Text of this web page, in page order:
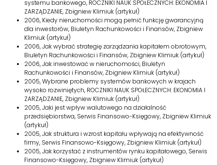
systemu bankowego, ROCZNIKI NAUK SPOŁECZNYCH: EKONOMIA I
ZARZĄDZANIE, Zbigniew Klimiuk (artykuł)
2006, Kiedy nieruchomości mogą pełnić funkcję gwarancyjną
dla inwestorów, Biuletyn Rachunkowości i Finansów, Zbigniew
Klimiuk (artykuł)
2006, Jak wybrać strategię zarządzania kapitałem obrotowym,
Biuletyn Rachunkowości i Finansów, Zbigniew Klimiuk (artykuł)
2006, Jak inwestować w nieruchomości, Biuletyn
Rachunkowości i Finansów, Zbigniew Klimiuk (artykuł)
2005, Wybrane problemy systemów bankowych w krajach
wysoko rozwiniętych, ROCZNIKI NAUK SPOŁECZNYCH: EKONOMIA I
ZARZĄDZANIE, Zbigniew Klimiuk (artykuł)
2005, Jaki jest wpływ walutowego na działalność
przedsiębiorstwa, Serwis Finansowo-Księgowy, Zbigniew Klimiuk
(artykuł)
2005, Jak struktura i wzrost kapitału wpływają na efektywność
firmy, Serwis Finansowo-Księgowy, Zbigniew Klimiuk (artykuł)
2005, Jak korzystać z instrumentów rynku kapitałowego, Serwis
Finansowo-Księgowy, Zbigniew Klimiuk (artykuł)